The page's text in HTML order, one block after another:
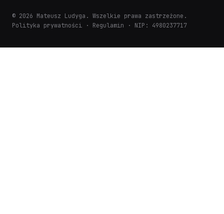
© 2026 Mateusz Ludyga. Wszelkie prawa zastrzeżone.
Polityka prywatności · Regulamin · NIP: 4980237717